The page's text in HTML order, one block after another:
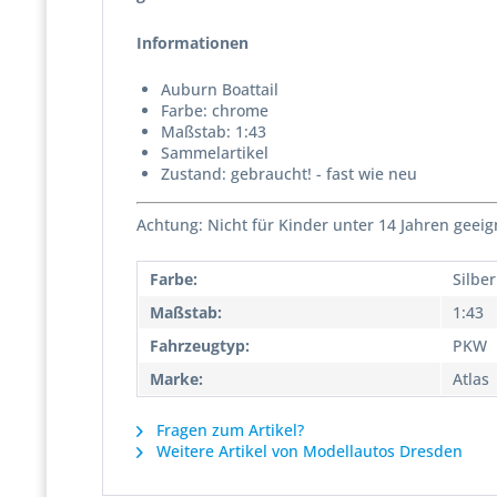
Informationen
Auburn Boattail
Farbe: chrome
Maßstab: 1:43
Sammelartikel
Zustand: gebraucht! - fast wie neu
Achtung: Nicht für Kinder unter 14 Jahren
Farbe:
Silber
Maßstab:
1:43
Fahrzeugtyp:
PKW
Marke:
Atlas
Fragen zum Artikel?
Weitere Artikel von Modellautos Dresden